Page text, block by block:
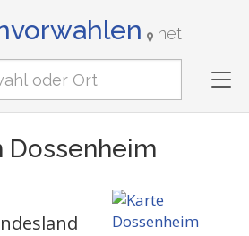
net
Dossenheim